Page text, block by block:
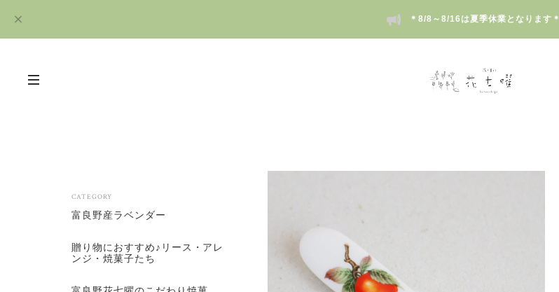
＊8/8～8/16は夏季休業となります＊
CATEGORY
富良野産ラベンダー
贈り物におすすめ♪リース・アレ
ンジ・焼菓子たち